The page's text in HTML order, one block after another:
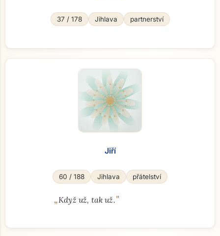
Přejít na hlavní obsah
37 / 178 Jihlava partnerství
Jiří
60 / 188 Jihlava přátelství
„Když už, tak už."